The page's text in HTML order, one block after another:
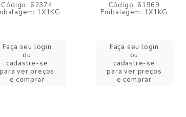
Código: 62374
1X1KG
Faça seu login
ou
cadastre-se
para ver preços
e comprar
Código: 61969
Embalagem: 1X1KG
Faça seu login
ou
cadastre-se
para ver preços
e comprar